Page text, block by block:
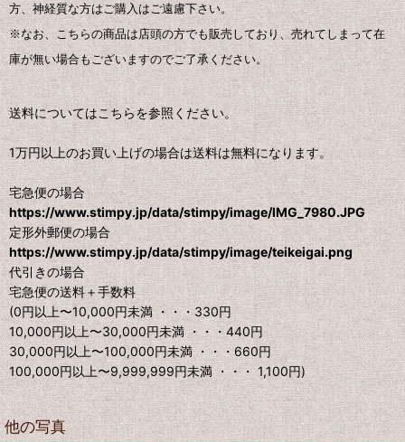
方、神経質な方はご購入はご遠慮下さい。
※なお、こちらの商品は店頭の方でも販売しており、売れてしまって在
庫が無い場合もございますのでご了承ください。
送料についてはこちらを参照ください。
1万円以上のお買い上げの場合は送料は無料になります。
宅急便の場合
https://www.stimpy.jp/data/stimpy/image/IMG_7980.JPG
定形外郵便の場合
https://www.stimpy.jp/data/stimpy/image/teikeigai.png
代引きの場合
宅急便の送料＋手数料
(0円以上〜10,000円未満 ・・・330円
10,000円以上〜30,000円未満 ・・・440円
30,000円以上〜100,000円未満 ・・・660円
100,000円以上〜9,999,999円未満 ・・・ 1,100円)
他の写真